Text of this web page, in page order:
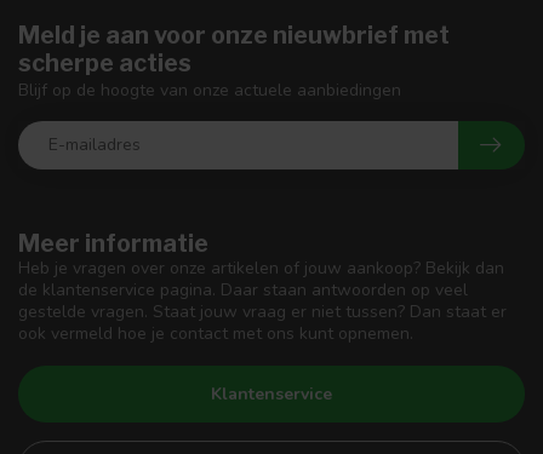
Meer informatie
Heb je vragen over onze artikelen of jouw aankoop? Bekijk dan
de klantenservice pagina. Daar staan antwoorden op veel
gestelde vragen. Staat jouw vraag er niet tussen? Dan staat er
ook vermeld hoe je contact met ons kunt opnemen.
Klantenservice
Meld je aan voor onze nieuwbrief met
scherpe acties
Blijf op de hoogte van onze actuele aanbiedingen